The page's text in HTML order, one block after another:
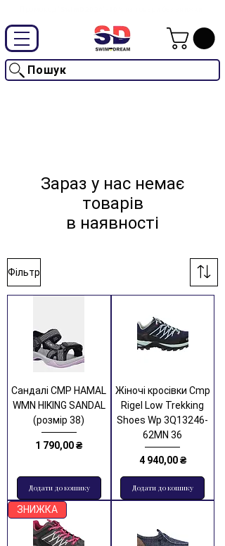
Пошук
Зараз у нас немає
товарів
в наявності
Фільтр
Сандалі CMP HAMAL
WMN HIKING SANDAL
(розмір 38)
Ціна
1 790,00 ₴
Додати до кошику
Жіночі кросівки Cmp
Rigel Low Trekking
Shoes Wp 3Q13246-
62MN 36
Ціна
4 940,00 ₴
Додати до кошику
ЗНИЖКА